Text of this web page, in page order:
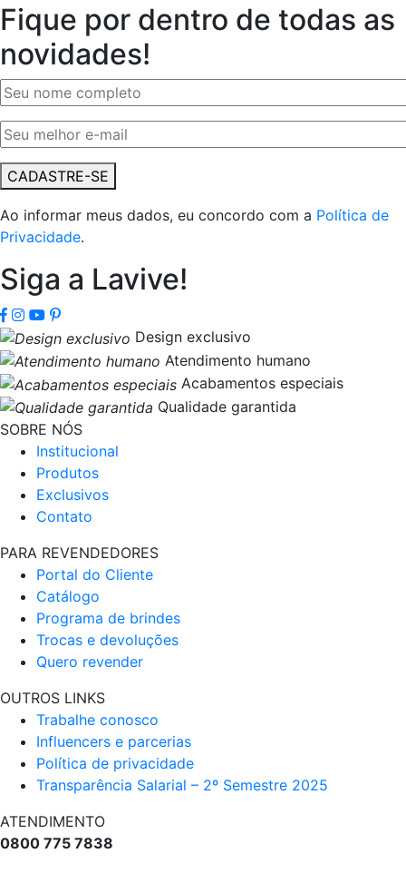
Fique por dentro de todas as
novidades!
CADASTRE-SE
Ao informar meus dados, eu concordo com a Política de
Privacidade.
Siga a Lavive!
Design exclusivo
Atendimento humano
Acabamentos especiais
Qualidade garantida
SOBRE NÓS
Institucional
Produtos
Exclusivos
Contato
PARA REVENDEDORES
Portal do Cliente
Catálogo
Programa de brindes
Trocas e devoluções
Quero revender
OUTROS LINKS
Trabalhe conosco
Influencers e parcerias
Política de privacidade
Transparência Salarial – 2º Semestre 2025
ATENDIMENTO
0800 775 7838